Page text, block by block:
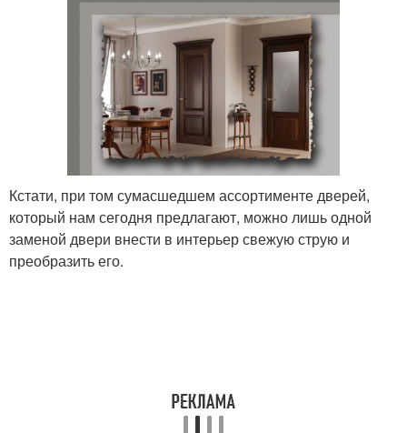
Кстати, при том сумасшедшем ассортименте дверей,
который нам сегодня предлагают, можно лишь одной
заменой двери внести в интерьер свежую струю и
преобразить его.